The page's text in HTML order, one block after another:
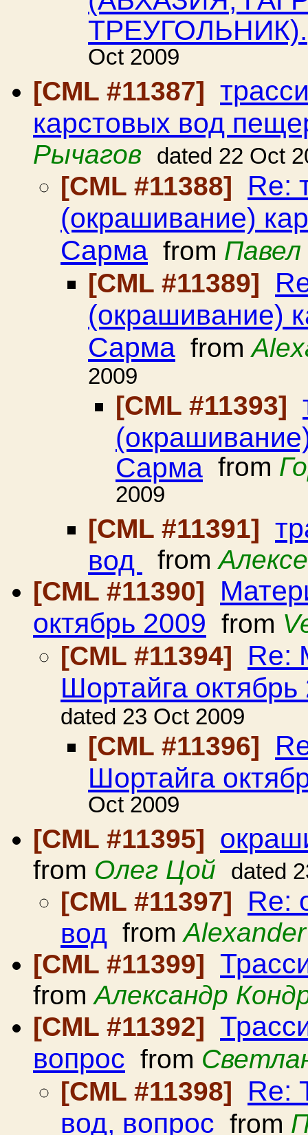
ТРЕУГОЛЬНИК).
Oct 2009
[CML #11387]
карстовых вод
Рычагов dated 22 Oct
[CML #11388]
Re:
(окрашивание)
Сарма from Павел
[CML #11389]
(окрашивание)
Сарма from
2009
[CML #11393]
Сарма from
2009
[CML #11391]
вод from
[CML #11390]
октябрь 2009 from
[CML #11394]
Re:
Шортайга октябрь
dated 23 Oct 2009
[CML #11396]
Шортайга
Oct 2009
[CML #11395]
from Олег Цой dated
[CML #11397] Re:
вод from
[CML #11399]
fromАлександр
[CML #11392]
вопрос from
[CML #11398]
Re:
вод, вопрос from